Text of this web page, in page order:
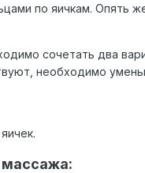
по яичкам. Опять
сочетать два
необходимо
массажа: